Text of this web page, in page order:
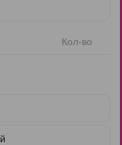
Кол-во